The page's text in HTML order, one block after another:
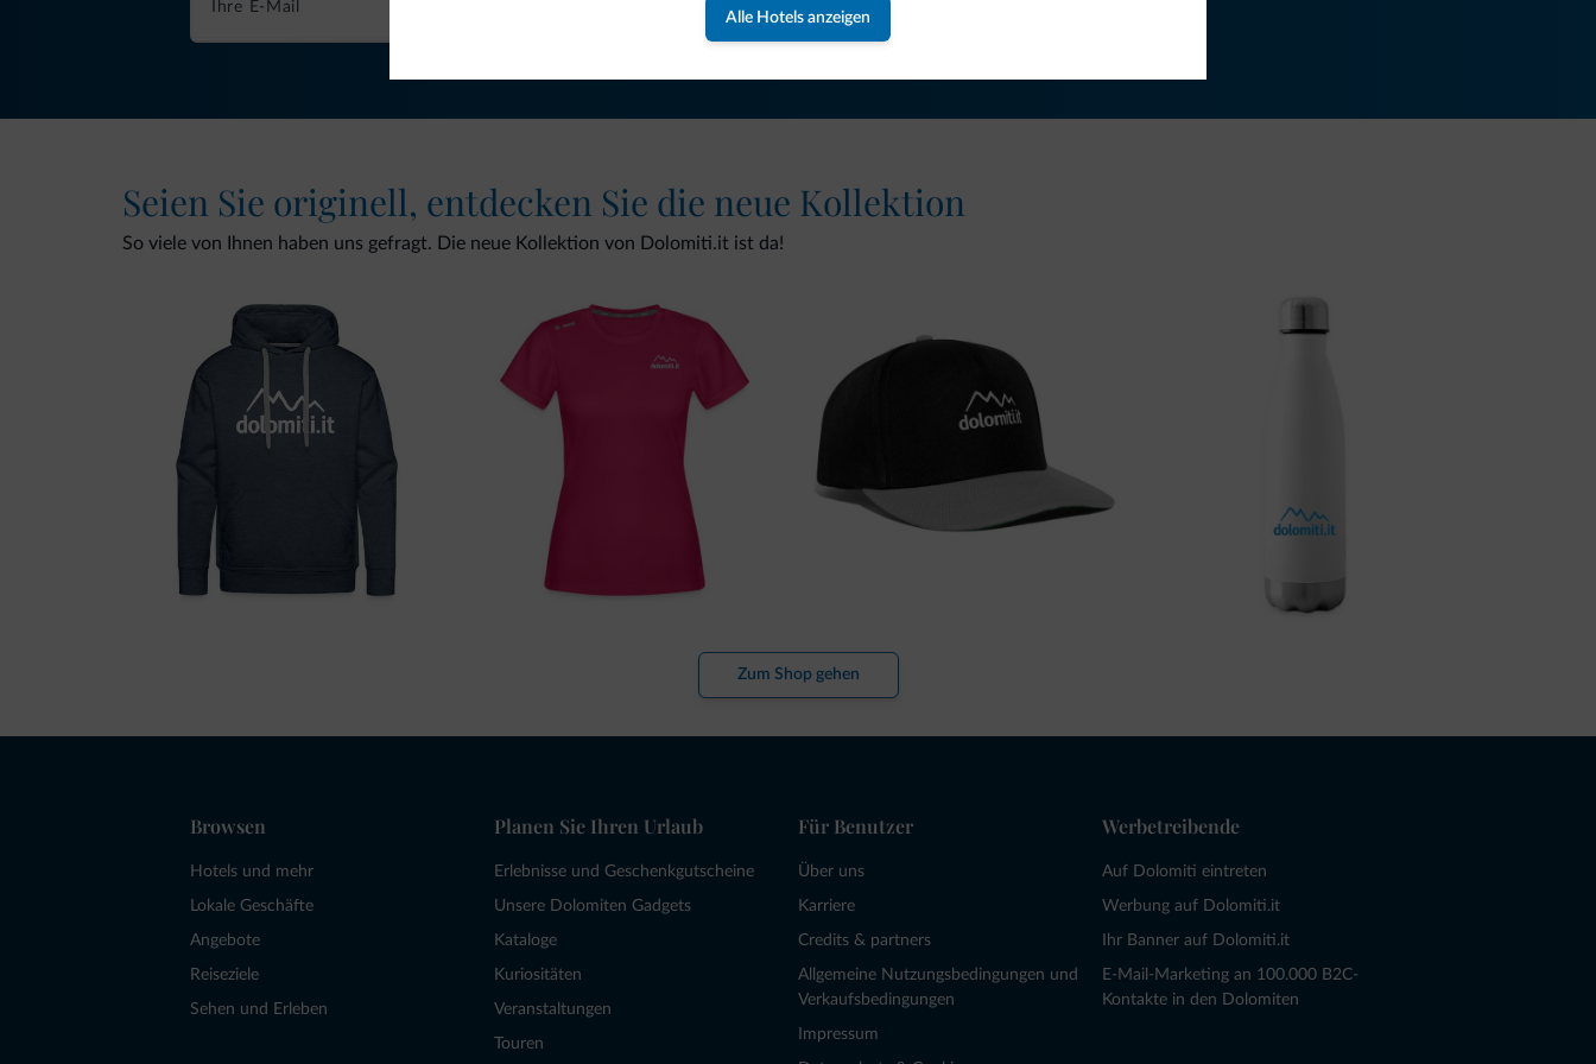
Alle Hotels anzeigen
NEWSLETTER ABONNIEREN
Seien Sie originell, entdecken Sie die neue Kollektion
So viele von Ihnen haben uns gefragt. Die neue Kollektion von Dolomiti.it ist da!
Zum Shop gehen
Browsen
Hotels und mehr
Lokale Geschäfte
Angebote
Reiseziele
Sehen und Erleben
Planen Sie Ihren Urlaub
Erlebnisse und Geschenkgutscheine
Unsere Dolomiten Gadgets
Kataloge
Kuriositäten
Veranstaltungen
Touren
Für Benutzer
Über uns
Karriere
Credits & partners
Allgemeine Nutzungsbedingungen und
Verkaufsbedingungen
Impressum
Werbetreibende
Auf Dolomiti eintreten
Werbung auf Dolomiti.it
Ihr Banner auf Dolomiti.it
E-Mail-Marketing an 100.000 B2C-
Kontakte in den Dolomiten